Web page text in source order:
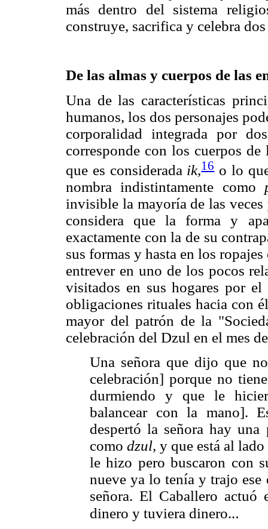
más dentro del sistema
construye, sacrifica y celebra
De las almas y cuerpos de las
Una de las características
humanos, los dos personajes
corporalidad integrada por
corresponde con los cuerpos
que es considerada ik,16o lo
nombra indistintamente como
invisible la mayoría de las veces
considera que la forma y
exactamente con la de su
sus formas y hasta en los
entrever en uno de los pocos
visitados en sus hogares por el
obligaciones rituales hacia con
mayor del patrón de la
celebración del Dzul en el mes
Una señora que dijo que
celebración] porque no
durmiendo y que le
balancear con la mano].
despertó la señora hay una
comodzul, y que está al
le hizo pero buscaron con
nueve ya lo tenía y trajo
señora. El Caballero actuó
dinero y tuviera dinero...